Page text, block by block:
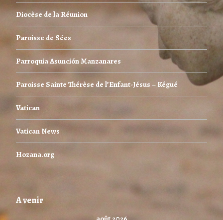
Diocèse de la Réunion
Paroisse de Sées
Parroquia Asunción Manzanares
Paroisse Sainte Thérèse de l’Enfant-Jésus – Kégué
Vatican
Vatican News
Hozana.org
A venir